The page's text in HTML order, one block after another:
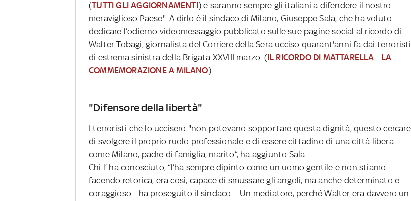
(TUTTI GLI AGGIORNAMENTI) e saranno sempre gli italiani a difendere il nostro
meraviglioso Paese". A dirlo è il sindaco di Milano, Giuseppe Sala, che ha voluto
dedicare l’odierno videomessaggio pubblicato sulle sue pagine social al ricordo di
Walter Tobagi, giornalista del Corriere della Sera ucciso quarant'anni fa dai terroristi
di estrema sinistra della Brigata XXVIII marzo. (IL RICORDO DI MATTARELLA - LA
COMMEMORAZIONE A MILANO)
"Difensore della libertà"
I terroristi che lo uccisero "non potevano sopportare questa dignità, questo cercare
di svolgere il proprio ruolo professionale e di essere cittadino di una città libera
come Milano, padre di famiglia, marito”, ha aggiunto Sala.
Chi l’ ha conosciuto, “l’ha sempre dipinto come un uomo gentile e non stiamo
facendo retorica, era così, capace di smussare gli angoli, ma anche determinato e
coraggioso - ha proseguito il sindaco -. Un mediatore, perché Walter era davvero un